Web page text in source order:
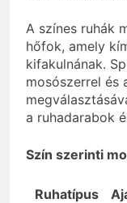
A színes ruhák
hőfok, amely
kifakulnának.
mosószerrel és
a ruhadarabok
Szín szerinti
Ruhatípus